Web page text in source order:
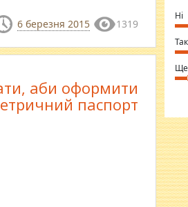
6 березня 2015 1319
аби оформити
паспорт
⇒
Ні
Так
Ще